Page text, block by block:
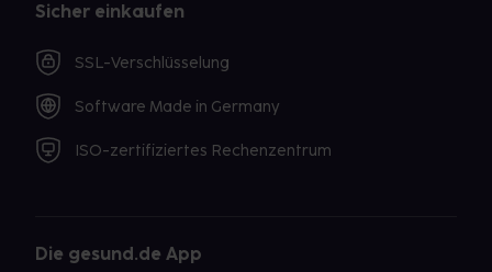
Sicher einkaufen
SSL-Verschlüsselung
Software Made in Germany
ISO-zertifiziertes Rechenzentrum
Die gesund.de App